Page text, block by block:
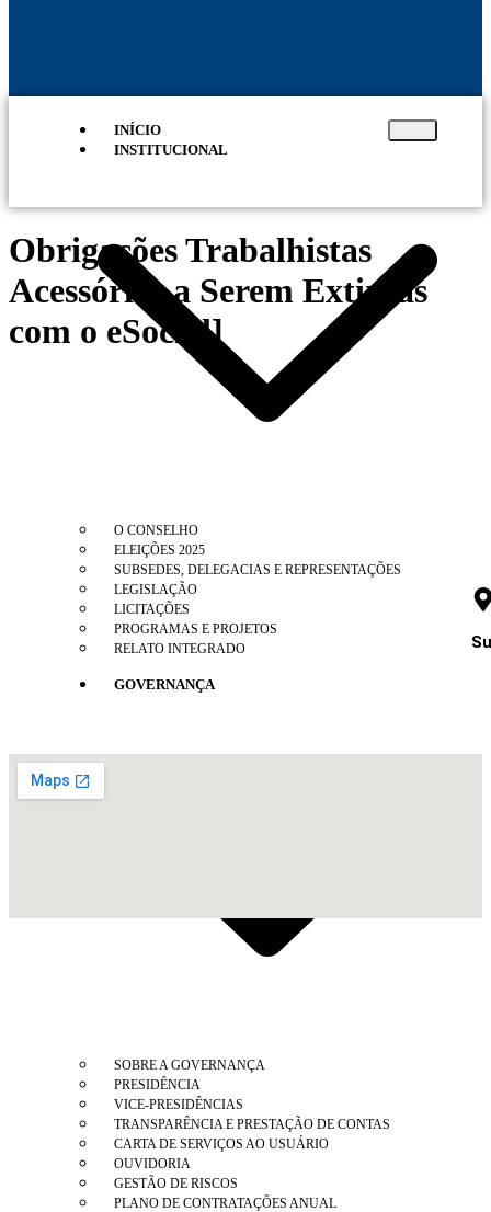
INÍCIO
INSTITUCIONAL
O CONSELHO
ELEIÇÕES 2025
SUBSEDES, DELEGACIAS E REPRESENTAÇÕES
LEGISLAÇÃO
LICITAÇÕES
PROGRAMAS E PROJETOS
RELATO INTEGRADO
GOVERNANÇA
SOBRE A GOVERNANÇA
PRESIDÊNCIA
VICE-PRESIDÊNCIAS
TRANSPARÊNCIA E PRESTAÇÃO DE CONTAS
CARTA DE SERVIÇOS AO USUÁRIO
OUVIDORIA
GESTÃO DE RISCOS
PLANO DE CONTRATAÇÕES ANUAL
Obrigações Trabalhistas
Acessórias a Serem Extintas
com o eSocial]